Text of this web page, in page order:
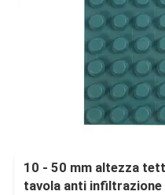
10 - 50 mm altezza
tavola anti infiltrazione